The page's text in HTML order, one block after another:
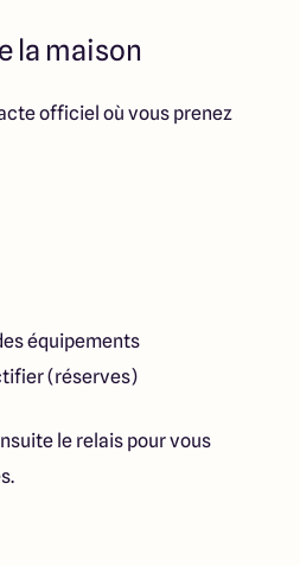
la maison
officiel où vous prenez
équipements
(réserves)
le relais pour vous